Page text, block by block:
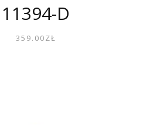
11394-D
359.00ZŁ